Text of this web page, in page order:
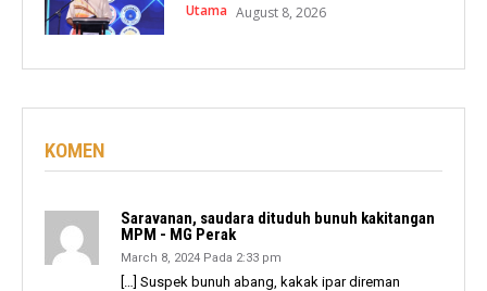
Utama August 8, 2026
KOMEN
Saravanan, saudara dituduh bunuh kakitangan
MPM - MG Perak
March 8, 2024 Pada 2:33 pm
[…] Suspek bunuh abang, kakak ipar direman